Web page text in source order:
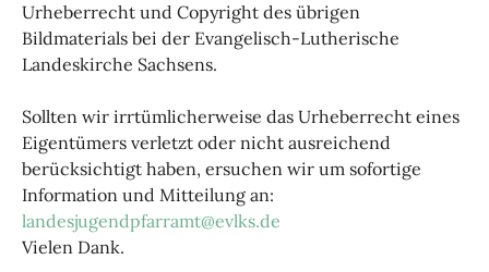
Urheberrecht und Copyright des übrigen
Bildmaterials bei der Evangelisch-Lutherische
Landeskirche Sachsens.
Sollten wir irrtümlicherweise das Urheberrecht eines
Eigentümers verletzt oder nicht ausreichend
berücksichtigt haben, ersuchen wir um sofortige
Information und Mitteilung an:
landesjugendpfarramt@evlks.de
Vielen Dank.